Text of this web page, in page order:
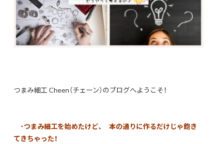
つまみ細工 Cheen（チェーン）のブログへようこそ！
・つまみ細工を始めたけど、 本の通りに作るだけじゃ飽き
てきちゃった！